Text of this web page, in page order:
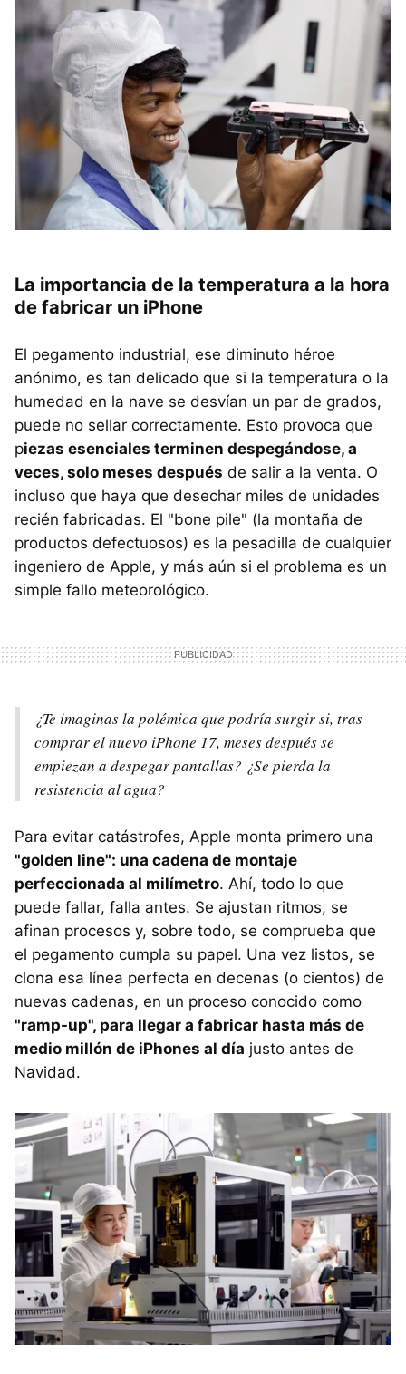
La importancia de la temperatura a la hora
de fabricar un iPhone
El pegamento industrial, ese diminuto héroe
anónimo, es tan delicado que si la temperatura o la
humedad en la nave se desvían un par de grados,
puede no sellar correctamente. Esto provoca que
piezas esenciales terminen despegándose, a
veces, solo meses después de salir a la venta. O
incluso que haya que desechar miles de unidades
recién fabricadas. El "bone pile" (la montaña de
productos defectuosos) es la pesadilla de cualquier
ingeniero de Apple, y más aún si el problema es un
simple fallo meteorológico.
¿Te imaginas la polémica que podría surgir si, tras
comprar el nuevo iPhone 17, meses después se
empiezan a despegar pantallas? ¿Se pierda la
resistencia al agua?
Para evitar catástrofes, Apple monta primero una
"golden line": una cadena de montaje
perfeccionada al milímetro. Ahí, todo lo que
puede fallar, falla antes. Se ajustan ritmos, se
afinan procesos y, sobre todo, se comprueba que
el pegamento cumpla su papel. Una vez listos, se
clona esa línea perfecta en decenas (o cientos) de
nuevas cadenas, en un proceso conocido como
"ramp-up", para llegar a fabricar hasta más de
medio millón de iPhones al día justo antes de
Navidad.